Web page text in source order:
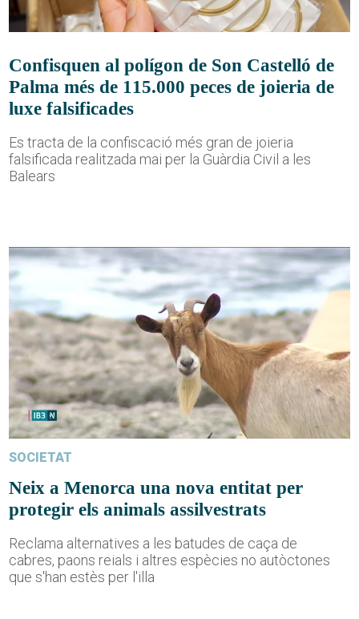
Confisquen al polígon de Son Castelló de
Palma més de 115.000 peces de joieria de
luxe falsificades
Es tracta de la confiscació més gran de joieria
falsificada realitzada mai per la Guàrdia Civil a les
Balears
SOCIETAT
Neix a Menorca una nova entitat per
protegir els animals assilvestrats
Reclama alternatives a les batudes de caça de
cabres, paons reials i altres espècies no autòctones
que s'han estès per l'illa